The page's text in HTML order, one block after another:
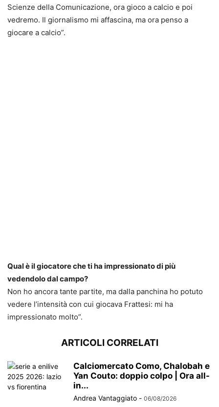
Scienze della Comunicazione, ora gioco a calcio e poi
vedremo. Il giornalismo mi affascina, ma ora penso a
giocare a calcio”.
Qual è il giocatore che ti ha impressionato di più
vedendolo dal campo?
Non ho ancora tante partite, ma dalla panchina ho potuto
vedere l’intensità con cui giocava Frattesi: mi ha
impressionato molto”.
ARTICOLI CORRELATI
Calciomercato Como, Chalobah e
Yan Couto: doppio colpo | Ora all-
in...
Andrea Vantaggiato - 06/08/2026